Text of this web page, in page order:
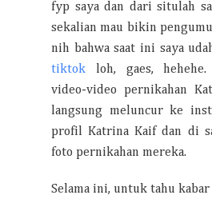
fyp saya dan dari situlah
sekalian mau bikin
nih bahwa saat ini saya
tiktok loh, gaes,
video-video pernikahan
langsung meluncur ke
profil Katrina Kaif dan di
foto pernikahan mereka.
Selama ini, untuk tahu